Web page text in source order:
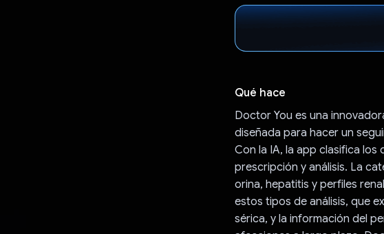
Qué hace
Doctor You es una
diseñada para hacer un
Con la IA, la app clasifica
prescripción y análisis. La
orina, hepatitis y perfiles
estos tipos de análisis, que
sérica, y la información del